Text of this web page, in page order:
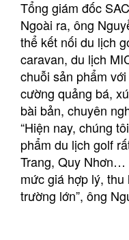
Tổng giám đốc
Ngoài ra, ông
thể kết nối du lịch
caravan, du lịch
chuỗi sản phẩm
cường quảng bá,
bài bản, chuyên
“Hiện nay, chúng
phẩm du lịch golf
Trang, Quy Nhơn…
mức giá hợp lý,
trường lớn”, ông